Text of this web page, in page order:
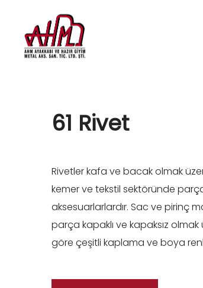
61 Rivet
Rivetler kafa ve bacak olmak
kemer ve tekstil sektöründe
aksesuarlarlardır. Sac ve pirinç
parça kapaklı ve kapaksız olmak
göre çeşitli kaplama ve boya